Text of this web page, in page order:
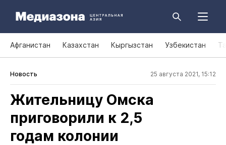
Афганистан Казахстан Кыргызстан Узбекистан
Новость 25 августа 2021, 15:12
Жительницу Омска
приговорили к 2,5
годам колонии